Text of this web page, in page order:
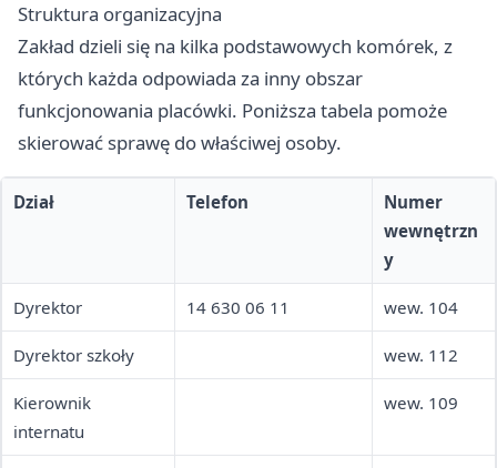
Struktura organizacyjna
Zakład dzieli się na kilka podstawowych komórek, z
których każda odpowiada za inny obszar
funkcjonowania placówki. Poniższa tabela pomoże
skierować sprawę do właściwej osoby.
Dział Telefon
Numer
wewnętrzn
y
Dyrektor 14 630 06 11 wew. 104
Dyrektor szkoły wew. 112
Kierownik
internatu
wew. 109